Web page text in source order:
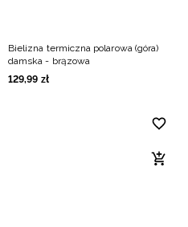
Bielizna termiczna polarowa (góra)
damska - brązowa
129,99 zł